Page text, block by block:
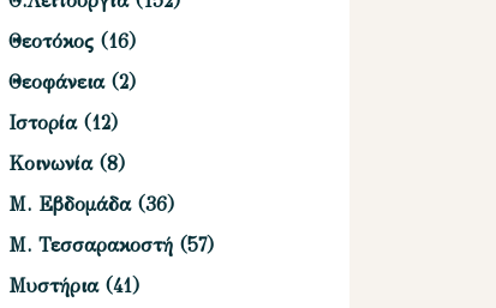
Θεοτόκος (16)
Θεοφάνεια(2)
Ιστορία(12)
Κοινωνία(8)
Μ. Εβδομάδα(36)
Μ. Τεσσαρακοστή (57)
Μυστήρια(41)